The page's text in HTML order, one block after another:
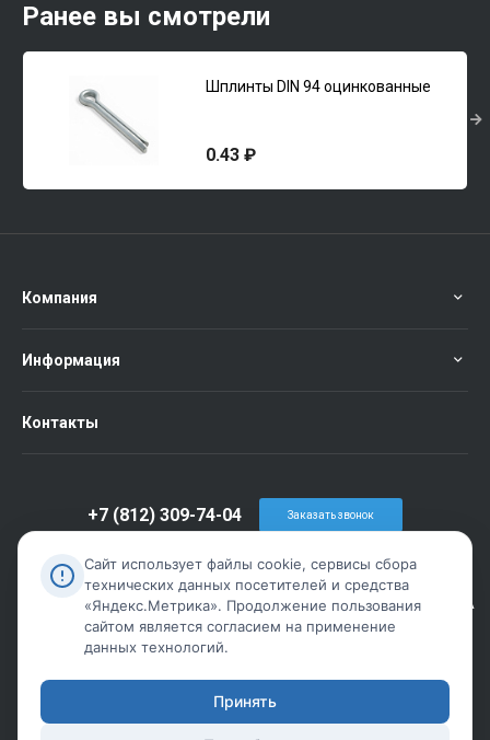
Ранее вы смотрели
Шплинты DIN 94 оцинкованные
0.43 ₽
Компания
Информация
Контакты
info@metiz-piter.ru
+7 (812) 309-74-04
г. Санкт-Петербург, пр. Обуховской Обороны дом 86 лит А
Заказать звонок
Сайт использует файлы cookie, сервисы сбора
технических данных посетителей и средства
«Яндекс.Метрика». Продолжение пользования
сайтом является согласием на применение
данных технологий.
Принять